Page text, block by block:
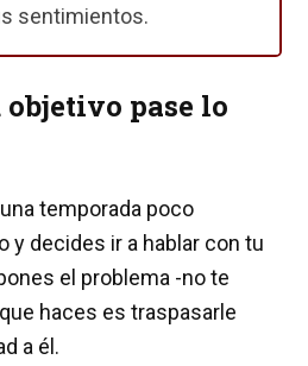
sentimientos.
objetivo pase lo
temporada poco
y decides ir a hablar con tu
el problema -no te
haces es traspasarle
a él.